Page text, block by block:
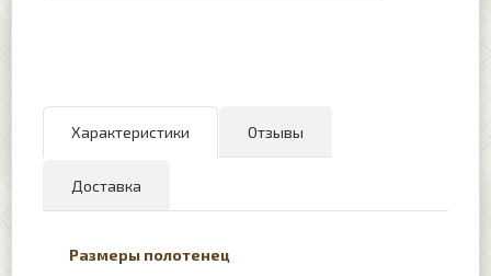
Характеристики Отзывы
Доставка
Размеры полотенец